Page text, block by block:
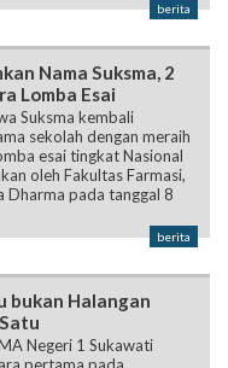
berita
Nama Suksma, 2
Lomba Esai
Suksma kembali
sekolah dengan meraih
esai tingkat Nasional
oleh Fakultas Farmasi,
Dharma pada tanggal 8
berita
bukan Halangan
Negeri 1 Sukawati